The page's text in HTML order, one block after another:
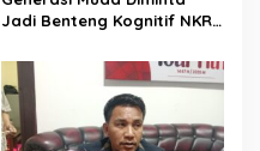
Jadi Benteng Kognitif NKRI,
Ambon Perkuat Pembinaan
Bela Negara